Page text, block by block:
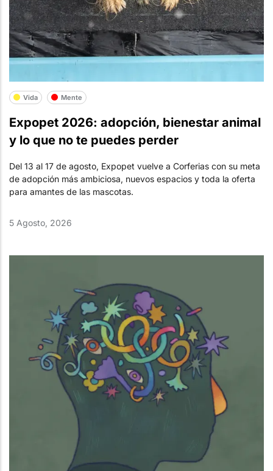
Vida Mente
Expopet 2026: adopción, bienestar animal
y lo que no te puedes perder
Del 13 al 17 de agosto, Expopet vuelve a Corferias con su meta
de adopción más ambiciosa, nuevos espacios y toda la oferta
para amantes de las mascotas.
5 Agosto, 2026